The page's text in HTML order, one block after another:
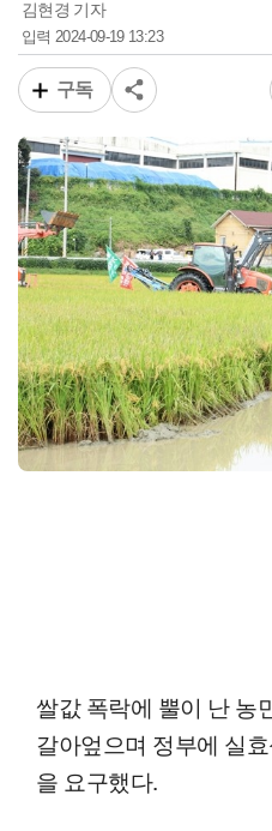
김현경 기자
입력2024-09-19 13:23
구독
쌀값 폭락에 뿔이 난 농
갈아엎으며 정부에 실
을 요구했다.